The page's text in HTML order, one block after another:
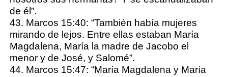
de él”.
43. Marcos 15:40: “También había mujeres
mirando de lejos. Entre ellas estaban María
Magdalena, María la madre de Jacobo el
menor y de José, y Salomé”.
44. Marcos 15:47: “María Magdalena y María